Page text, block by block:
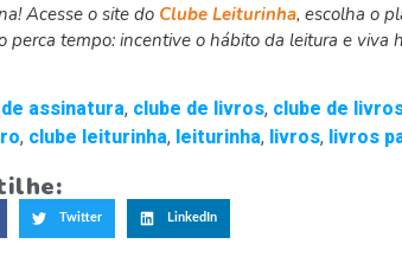
Acesse o site do Clube Leiturinha, escolha o
perca tempo: incentive o hábito da leitura e viva
assinatura, clube de livros, clube de
, clube leiturinha, leiturinha, livros, livros
Twitter LinkedIn